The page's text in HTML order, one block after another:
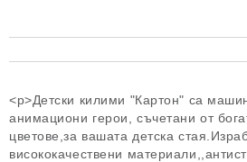
<p>Детски килими "Картон" са
анимациони герои, съчетани от
цветове,за вашата детска
висококачествени